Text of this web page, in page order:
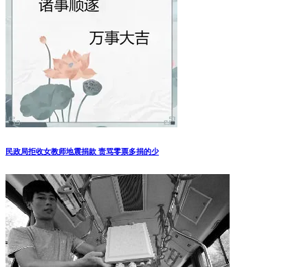
民政局拒收女教师地震捐款 责骂零票多捐的少